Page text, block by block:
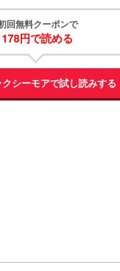
回無料クーポンで
178円で読める
シーモアで試し読みする